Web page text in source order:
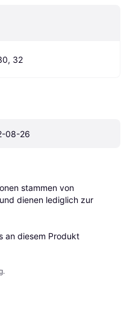
32
08-26
stammen von
dienen lediglich zur
an diesem Produkt